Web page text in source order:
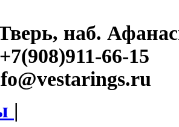
наб.
+7(908)911-66-15
|